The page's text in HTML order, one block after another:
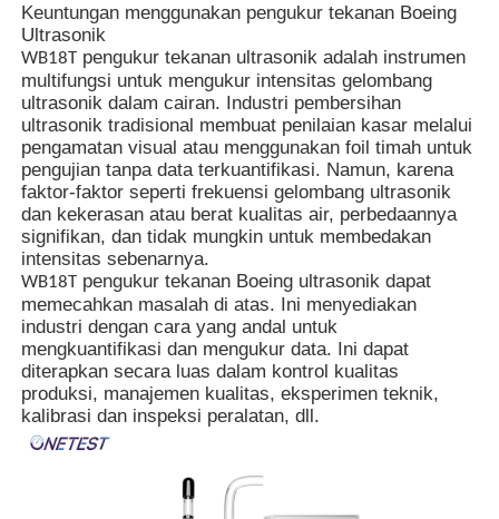
Rumah
Produk
Keuntungan menggunakan pengukur tekanan Boeing
Ultrasonik
WB18T pengukur tekanan ultrasonik adalah instrumen
multifungsi untuk mengukur intensitas gelombang
ultrasonik dalam cairan. Industri pembersihan
ultrasonik tradisional membuat penilaian kasar melalui
pengamatan visual atau menggunakan foil timah untuk
pengujian tanpa data terkuantifikasi. Namun, karena
faktor-faktor seperti frekuensi gelombang ultrasonik
dan kekerasan atau berat kualitas air, perbedaannya
signifikan, dan tidak mungkin untuk membedakan
intensitas sebenarnya.
WB18T pengukur tekanan Boeing ultrasonik dapat
memecahkan masalah di atas. Ini menyediakan
industri dengan cara yang andal untuk
mengkuantifikasi dan mengukur data. Ini dapat
diterapkan secara luas dalam kontrol kualitas
produksi, manajemen kualitas, eksperimen teknik,
kalibrasi dan inspeksi peralatan, dll.